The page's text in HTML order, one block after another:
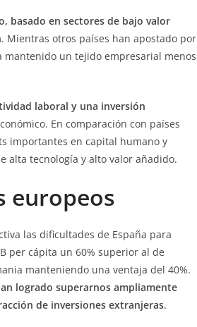
basado en sectores de bajo valor
. Mientras otros países han apostado por
mantenido un tejido empresarial menos
laboral y una inversión
En comparación con países
importantes en capital humano y
alta tecnología y alto valor añadido.
europeos
las dificultades de España para
per cápita un 60% superior al de
manteniendo una ventaja del 40%.
logrado superarnos ampliamente
de inversiones extranjeras.